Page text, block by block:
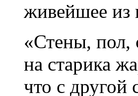
живейшее из
«Стены, пол,
на старика
что с